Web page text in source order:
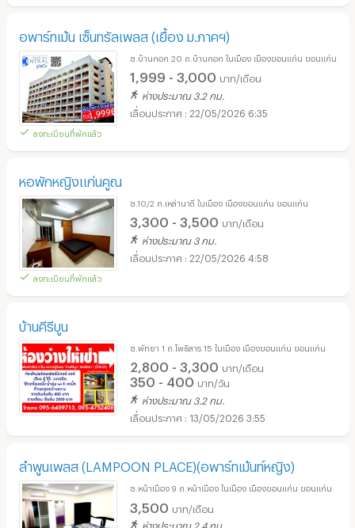
อพาร์ทเม้น เซ็นทรัลเพลส (เยื้อง ม.ภาคฯ)
ลงทะเบียนที่พักแล้ว
ซ.บ้านกอก 20 ถ.บ้านกอก ในเมือง เมืองขอนแก่น ขอนแก่น
1,999 - 3,000 บาท/เดือน
ห่างประมาณ 3.2 กม.
22/05/2026 6:35
หอพักหญิงแก่นคูณ
ลงทะเบียนที่พักแล้ว
ซ.10/2 ถ.เหล่านาดี ในเมือง เมืองขอนแก่น ขอนแก่น
3,300 - 3,500 บาท/เดือน
ห่างประมาณ 3 กม.
22/05/2026 4:58
บ้านคีรีบูน
ซ.พัทยา 1 ถ.โพธิสาร 15 ในเมือง เมืองขอนแก่น ขอนแก่น
2,800 - 3,300 บาท/เดือน
350 - 400 บาท/วัน
ห่างประมาณ 3.2 กม.
13/05/2026 3:55
ลำพูนเพลส (LAMPOON PLACE)(อพาร์ทเม้นท์หญิง)
ซ.หน้าเมือง 9 ถ.หน้าเมือง ในเมือง เมืองขอนแก่น ขอนแก่น
3,500 บาท/เดือน
ห่างประมาณ 2.4 กม.